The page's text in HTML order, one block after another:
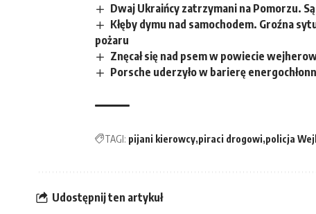
Dwaj Ukraińcy zatrzymani na Pomorzu.
Kłęby dymu nad samochodem. Groźna
pożaru
Znęcał się nad psem w powiecie
Porsche uderzyło w barierę
TAGI: pijani kierowcy piraci drogowi policja
Udostępnij ten artykuł